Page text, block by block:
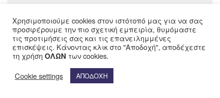
ΣΤΑΝΤ ΚΕΝΤΡΙΚΑ
ΣΤΑΝΤ ΠΛΑΪΝΑ
ΣΤΑΥΡΟΙ ΠΙΡΟΥΝΙΟΥ / ΤΙΜΟΝΙΟΥ
ΣΤΡΟΦΑΛΟΣ
ΣΥΜΠΛΕΚΤΕΣ ΚΙΤ
ΣΥΣΤΗΜΑ ΠΕΔΗΣΗΣ
ΣΩΜΑ ΨΕΚΑΣΜΟΥ
Χρησιμοποιούμε cookies στον ιστότοπό μας για να σας
προσφέρουμε την πιο σχετική εμπειρία, θυμόμαστε
τις προτιμήσεις σας και τις επανειλημμένες
επισκέψεις. Κάνοντας κλικ στο "Αποδοχή", αποδέχεστε
τη χρήσηΟΛΩΝ των cookies.
Cookie settings
ΑΠΟΔΟΧΗ